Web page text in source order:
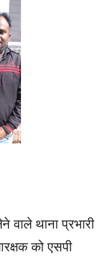
वाले थाना प्रभारी
को एसपी